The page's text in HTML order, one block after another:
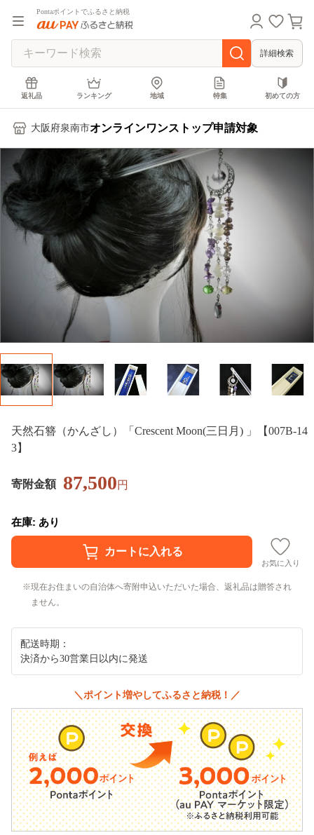
Pontaポイントでふるさと納税
詳細検索
返礼品 ランキング 地域 特集 初めての方
大阪府泉南市オンラインワンストップ申請対象
天然石簪（かんざし）「Crescent Moon(三日月) 」【007B-14
3】
寄附金額 87,500円
在庫: あり
お気に入り
現在お住まいの自治体へ寄附申込いただいた場合、返礼品は贈答され
ません。
配送時期：
決済から30営業日以内に発送
＼ポイント増やしてふるさと納税！／